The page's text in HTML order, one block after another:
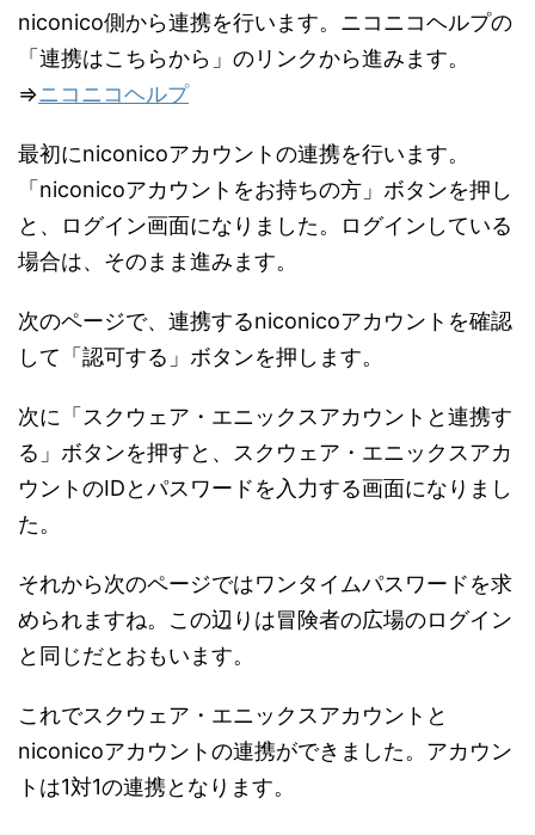
niconico側から連携を行います。ニコニコヘルプの
「連携はこちらから」のリンクから進みます。
⇒ニコニコヘルプ
最初にniconicoアカウントの連携を行います。
「niconicoアカウントをお持ちの方」ボタンを押し
と、ログイン画面になりました。ログインしている
場合は、そのまま進みます。
次のページで、連携するniconicoアカウントを確認
して「認可する」ボタンを押します。
次に「スクウェア・エニックスアカウントと連携す
る」ボタンを押すと、スクウェア・エニックスアカ
ウントのIDとパスワードを入力する画面になりまし
た。
それから次のページではワンタイムパスワードを求
められますね。この辺りは冒険者の広場のログイン
と同じだとおもいます。
これでスクウェア・エニックスアカウントと
niconicoアカウントの連携ができました。アカウン
トは1対1の連携となります。